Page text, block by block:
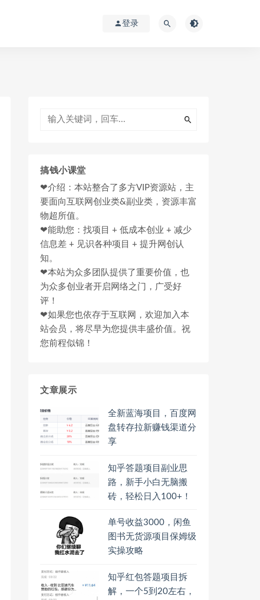
登录
搞钱小课堂
❤介绍：本站整合了多方VIP资源站，主
要面向互联网创业类&副业类，资源丰富
物超所值。
❤能助您：找项目 + 低成本创业 + 减少
信息差 + 见识各种项目 + 提升网创认
知。
❤本站为众多团队提供了重要价值，也
为众多创业者开启网络之门，广受好
评！
❤如果您也依存于互联网，欢迎加入本
站会员，将尽早为您提供丰盛价值。祝
您前程似锦！
文章展示
全新蓝海项目，百度网
盘转存拉新赚钱渠道分
享
知乎答题项目副业思
路，新手小白无脑搬
砖，轻松日入100+！
单号收益3000，闲鱼
图书无货源项目保姆级
实操攻略
知乎红包答题项目拆
解，一个5到20左右，